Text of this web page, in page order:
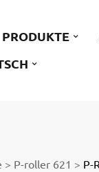
PRODUKTE
> P-roller 621 > P-